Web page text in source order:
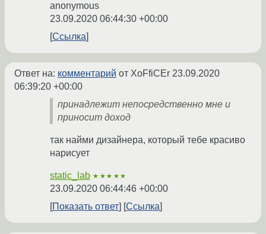
anonymous
23.09.2020 06:44:30 +00:00
Ссылка
Ответ на: комментарий от XoFfiCEr 23.09.2020
06:39:20 +00:00
принадлежит непосредственно мне и
приносит доход
так найми дизайнера, который тебе красиво
нарисует
static_lab ★★★★★
23.09.2020 06:44:46 +00:00
Показать ответ
Ссылка